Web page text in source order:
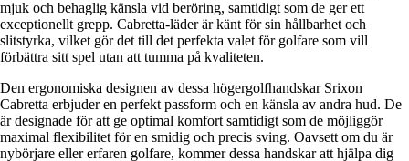
mjuk och behaglig känsla vid beröring, samtidigt som de ger ett
exceptionellt grepp. Cabretta-läder är känt för sin hållbarhet och
slitstyrka, vilket gör det till det perfekta valet för golfare som vill
förbättra sitt spel utan att tumma på kvaliteten.
Den ergonomiska designen av dessa högergolfhandskar Srixon
Cabretta erbjuder en perfekt passform och en känsla av andra hud. De
är designade för att ge optimal komfort samtidigt som de möjliggör
maximal flexibilitet för en smidig och precis sving. Oavsett om du är
nybörjare eller erfaren golfare, kommer dessa handskar att hjälpa dig